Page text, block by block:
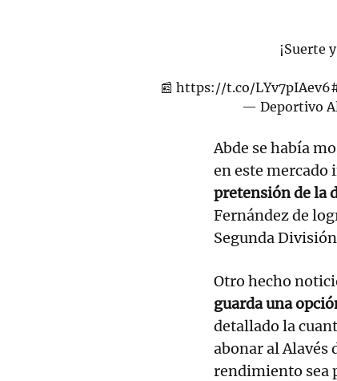
¡Suerte
📰https://t.co/LYv7pIAev6
— Deportivo
Abde se había
en este mercado
pretensión de la
Fernández de
Segunda
Otro hecho
guarda una
detallado la
abonar al Alavés
rendimiento sea